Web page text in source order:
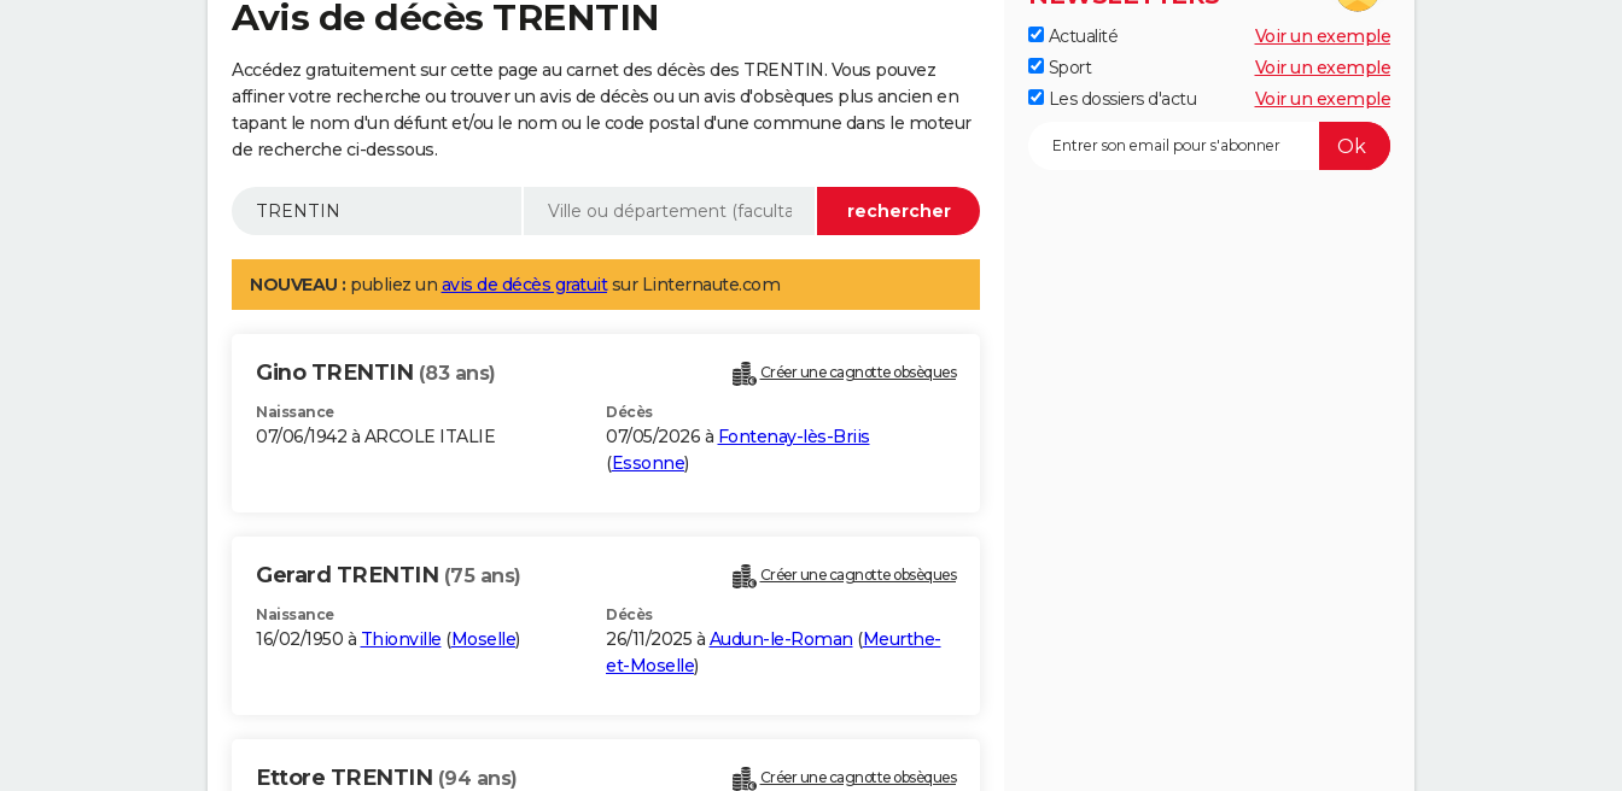
Avis de décès TRENTIN
Accédez gratuitement sur cette page au carnet des décès des TRENTIN. Vous pouvez
affiner votre recherche ou trouver un avis de décès ou un avis d'obsèques plus ancien en
tapant le nom d'un défunt et/ou le nom ou le code postal d'une commune dans le moteur
de recherche ci-dessous.
NOUVEAU : publiez un avis de décès gratuitsur Linternaute.com
Gino TRENTIN (83 ans) Créer une cagnotte obsèques
Naissance
07/06/1942 à ARCOLE ITALIE
Décès
07/05/2026 à Fontenay-lès-Briis
(Essonne)
Gerard TRENTIN (75 ans) Créer une cagnotte obsèques
Naissance
16/02/1950 à Thionville (Moselle)
Décès
26/11/2025 à Audun-le-Roman (Meurthe-
et-Moselle)
Ettore TRENTIN (94 ans) Créer une cagnotte obsèques
Actualité
Voir un exemple
Sport
Voir un exemple
Les dossiers d'actu
Voir un exemple